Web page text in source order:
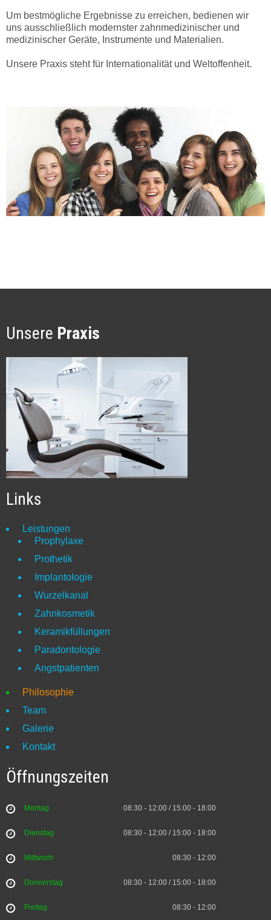
Um bestmögliche Ergebnisse zu erreichen, bedienen wir
uns ausschließlich modernster zahnmedizinischer und
medizinischer Geräte, Instrumente und Materialien.
Unsere Praxis steht für Internationalität und Weltoffenheit.
Unsere Praxis
Links
Leistungen
Prophylaxe
Prothetik
Implantologie
Wurzelkanal
Zahnkosmetik
Keramikfüllungen
Paradontologie
Angstpatienten
Philosophie
Team
Galerie
Kontakt
Öffnungszeiten
Montag 08:30 - 12:00 / 15:00 - 18:00
Dienstag 08:30 - 12:00 / 15:00 - 18:00
Mittwoch 08:30 - 12:00
Donnerstag 08:30 - 12:00 / 15:00 - 18:00
Freitag 08:30 - 12:00